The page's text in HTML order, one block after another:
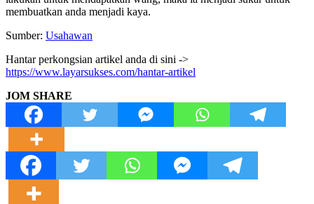
membuatkan anda menjadi kaya.
Sumber: Usahawan
Hantar perkongsian artikel anda di sini ->
https://www.layarsukses.com/hantar-artikel
JOM SHARE